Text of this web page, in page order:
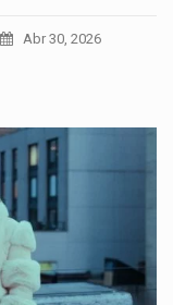
Abr 30, 2026